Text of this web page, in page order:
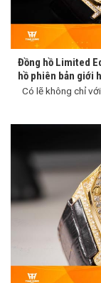
Đồng hồ Limited
hồ phiên bản giới
Có lẽ không chỉ